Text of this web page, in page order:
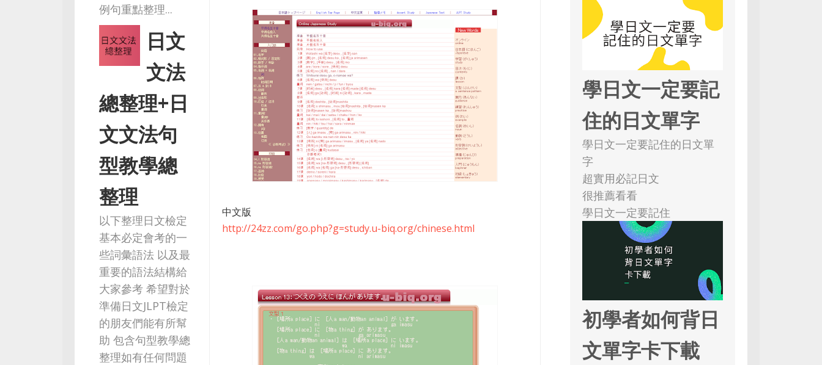
例句重點整理...
日文
文法
總整理+日
文文法句
型教學總
整理
以下整理日文檢定
基本必定會考的一
些詞彙語法 以及最
重要的語法結構給
大家參考 希望對於
準備日文JLPT檢定
的朋友們能有所幫
助 包含句型教學總
整理如有任何問題
中文版
http://24zz.com/go.php?g=study.u-biq.org/chinese.html
學日文一定要記
住的日文單字
學日文一定要記住的日文單
字
超實用必記日文
很推薦看看
學日文一定要記住
初學者如何背日
文單字卡下載